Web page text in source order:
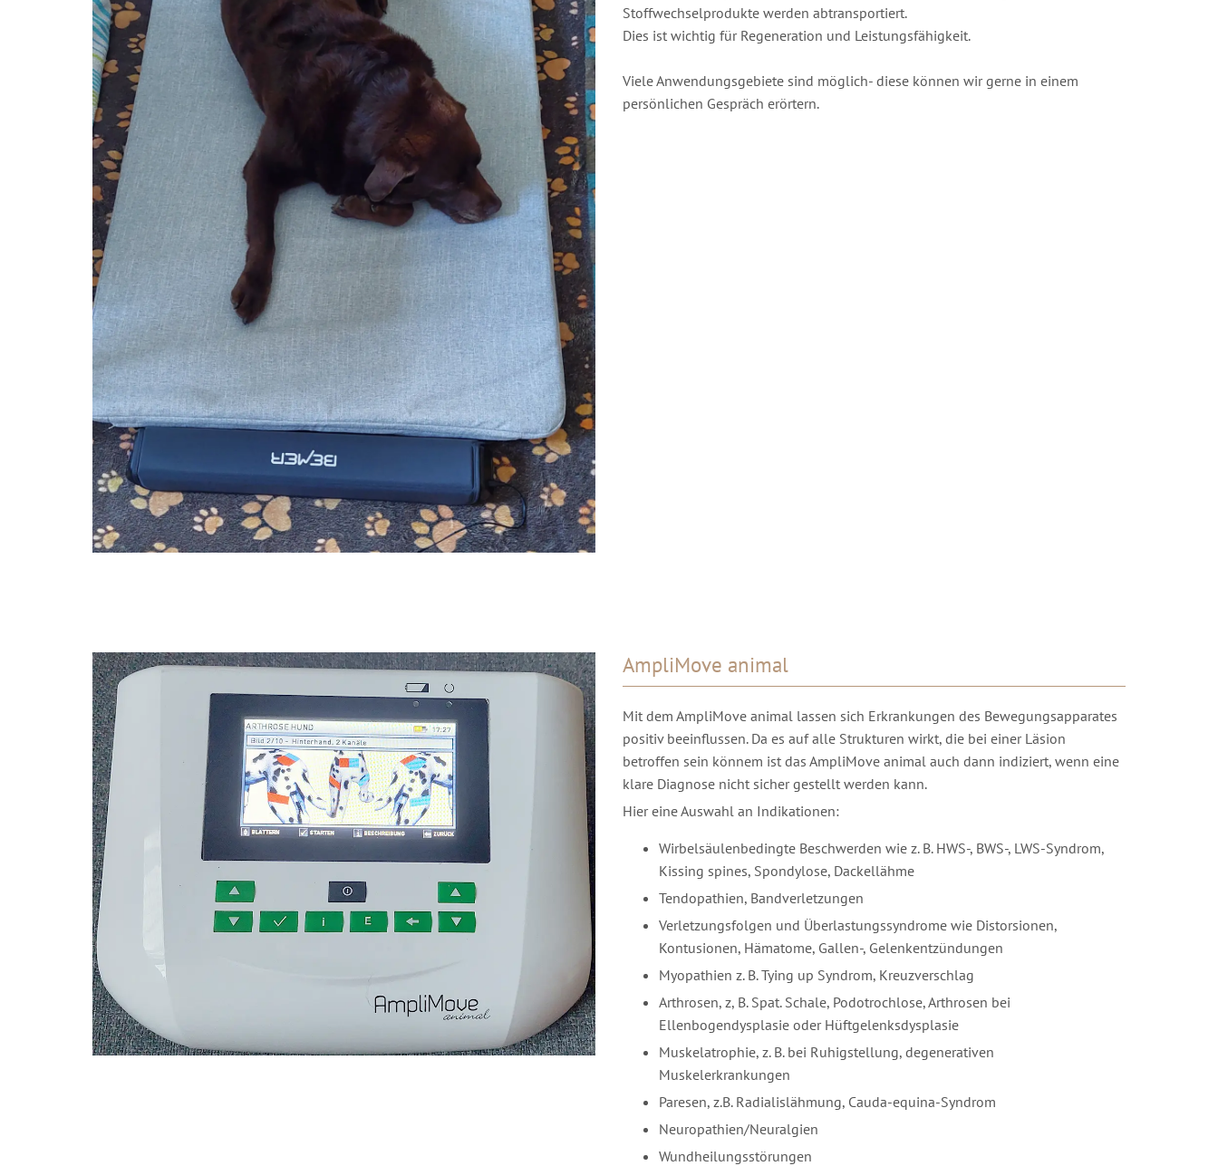
Stoffwechselprodukte werden abtransportiert.
Dies ist wichtig für Regeneration und Leistungsfähigkeit.
Viele Anwendungsgebiete sind möglich- diese können wir gerne in einem
persönlichen Gespräch erörtern.
AmpliMove animal
Mit dem AmpliMove animal lassen sich Erkrankungen des Bewegungsapparates
positiv beeinflussen. Da es auf alle Strukturen wirkt, die bei einer Läsion
betroffen sein könnem ist das AmpliMove animal auch dann indiziert, wenn eine
klare Diagnose nicht sicher gestellt werden kann.
Hier eine Auswahl an Indikationen:
Wirbelsäulenbedingte Beschwerden wie z. B. HWS-, BWS-, LWS-Syndrom,
Kissing spines, Spondylose, Dackellähme
Tendopathien, Bandverletzungen
Verletzungsfolgen und Überlastungssyndrome wie Distorsionen,
Kontusionen, Hämatome, Gallen-, Gelenkentzündungen
Myopathien z. B. Tying up Syndrom, Kreuzverschlag
Arthrosen, z, B. Spat. Schale, Podotrochlose, Arthrosen bei
Ellenbogendysplasie oder Hüftgelenksdysplasie
Muskelatrophie, z. B. bei Ruhigstellung, degenerativen
Muskelerkrankungen
Paresen, z.B. Radialislähmung, Cauda-equina-Syndrom
Neuropathien/Neuralgien
Wundheilungsstörungen